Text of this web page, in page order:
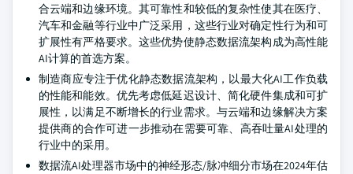
合云端和边缘环境。其可靠性和较低的复杂性使其在医疗、
汽车和金融等行业中广泛采用，这些行业对确定性行为和可
扩展性有严格要求。这些优势使静态数据流架构成为高性能
AI计算的首选方案。
制造商应专注于优化静态数据流架构，以最大化AI工作负载
的性能和能效。优先考虑低延迟设计、简化硬件集成和可扩
展性，以满足不断增长的行业需求。与云端和边缘解决方案
提供商的合作可进一步推动在需要可靠、高吞吐量AI处理的
行业中的采用。
数据流AI处理器市场中的神经形态/脉冲细分市场在2024年估